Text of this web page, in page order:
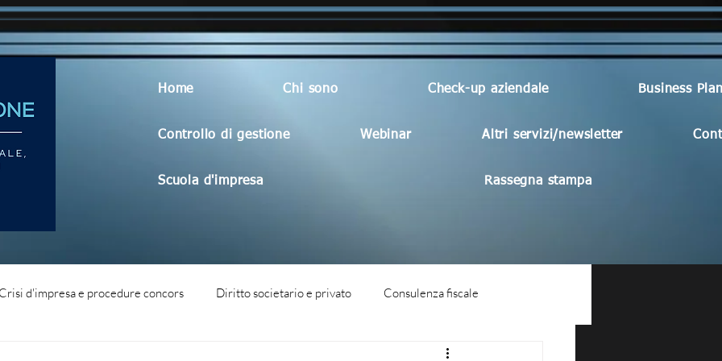
Home Chi sono Check-up aziendale Business
Controllo di gestione Webinar Altri servizi/newsletter
Scuola d'impresa Rassegna stampa
Crisi d'impresa e procedure concors Diritto societario e privato Consulenza fiscale
aziendale